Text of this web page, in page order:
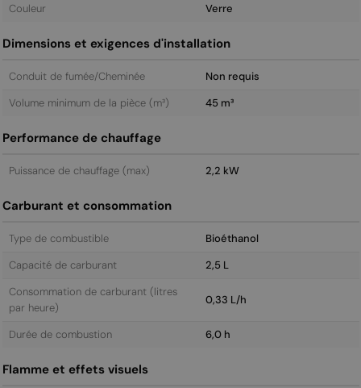
Couleur
Verre
Dimensions et exigences d'installation
Conduit de fumée/Cheminée
Non requis
Volume minimum de la pièce (m³)
45 m³
Performance de chauffage
Puissance de chauffage (max) 2,2 kW
Carburant et consommation
Type de combustible
Bioéthanol
Capacité de carburant
2,5 L
Consommation de carburant (litres
par heure)
0,33 L/h
Durée de combustion 6,0 h
Flamme et effets visuels